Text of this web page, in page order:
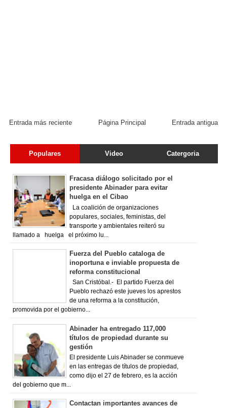
Entrada más reciente Entrada antigua
Página Principal
Populares Video Catergoria
Fracasa diálogo solicitado por el
presidente Abinader para evitar
huelga en el Cibao
La coalición de organizaciones
populares, sociales, feministas, del
transporte y ambientales reiteró su
llamado a huelga el próximo lu...
Fuerza del Pueblo cataloga de
inoportuna e inviable propuesta de
reforma constitucional
San Cristóbal.- El partido Fuerza del
Pueblo rechazó este jueves los aprestos
de una reforma a la constitución,
promovida por el gobierno...
Abinader ha entregado 117,000
títulos de propiedad durante su
gestión
El presidente Luis Abinader se conmueve
en las entregas de títulos de propiedad,
como dijo el 27 de febrero, es la acción
del gobierno que m...
Contactan importantes avances de